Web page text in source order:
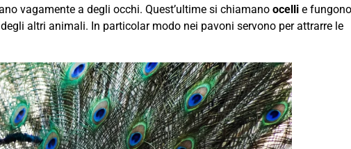
vagamente a degli occhi. Quest’ultime si chiamano ocelli e fungono
altri animali. In particolar modo nei pavoni servono per attrarre le